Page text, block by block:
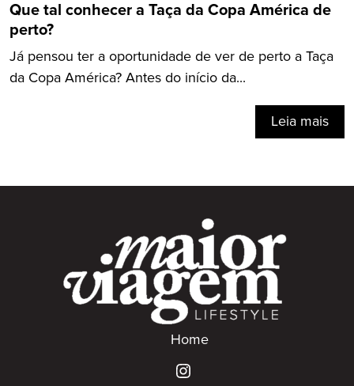
Que tal conhecer a Taça da Copa América de
perto?
Já pensou ter a oportunidade de ver de perto a Taça
da Copa América? Antes do início da...
Leia mais
Home